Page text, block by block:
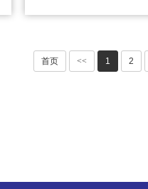
持台式···
首页 << 1 2